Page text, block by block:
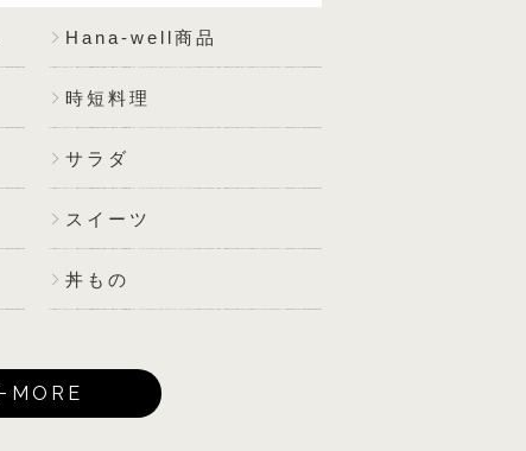
Hana-well商品
時短料理
サラダ
スイーツ
丼もの
MORE